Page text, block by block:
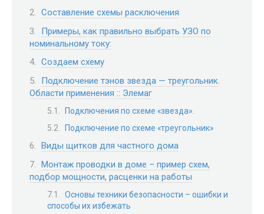
Составление схемы расключения
Примеры, как правильно выбрать УЗО по
номинальному току:
Создаем схему
Подключение тэнов звезда — треугольник.
Области применения :: Элемаг
Подключения по схеме «звезда».
Подключение по схеме «треугольник»
Виды щитков для частного дома
Монтаж проводки в доме – пример схем,
подбор мощности, расценки на работы
Основы техники безопасности – ошибки и
способы их избежать